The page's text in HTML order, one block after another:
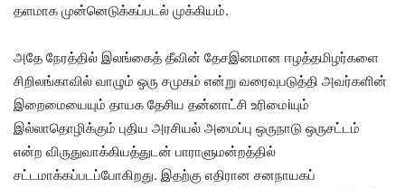
தளமாக முன்னெடுக்கப்படல் முக்கியம்.
அதே நேரத்தில் இலங்கைத் தீவின் தேசஇனமான ஈழத்தமிழர்களை
சிறிலங்காவில் வாழும் ஒரு சமுகம் என்று வரைவுபடுத்தி அவர்களின்
இறைமையையும் தாயக தேசிய தன்னாட்சி உரிமைiயும்
இல்லாதொழிக்கும் புதிய அரசியல் அமைப்பு ஒருநாடு ஒருசட்டம்
என்ற விருதுவாக்கியத்துடன் பாராளுமன்றத்தில்
சட்டமாக்கப்படப்போகிறது. இதற்கு எதிரான சனநாயகப்